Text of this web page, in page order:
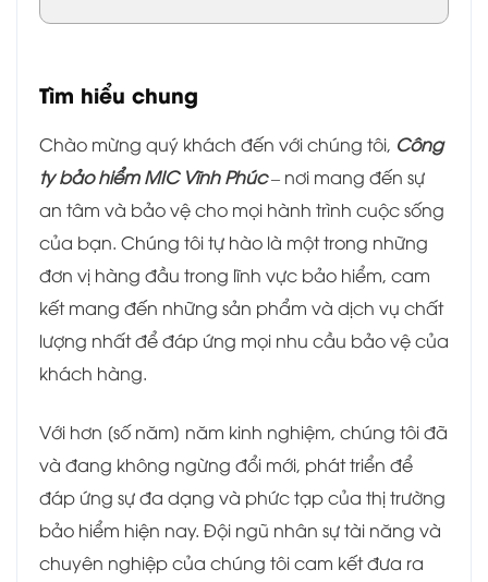
Tìm hiểu chung
Chào mừng quý khách đến với chúng tôi, Công
ty bảo hiểm MIC Vĩnh Phúc– nơi mang đến sự
an tâm và bảo vệ cho mọi hành trình cuộc sống
của bạn. Chúng tôi tự hào là một trong những
đơn vị hàng đầu trong lĩnh vực bảo hiểm, cam
kết mang đến những sản phẩm và dịch vụ chất
lượng nhất để đáp ứng mọi nhu cầu bảo vệ của
khách hàng.
Với hơn [số năm] năm kinh nghiệm, chúng tôi đã
và đang không ngừng đổi mới, phát triển để
đáp ứng sự đa dạng và phức tạp của thị trường
bảo hiểm hiện nay. Đội ngũ nhân sự tài năng và
chuyên nghiệp của chúng tôi cam kết đưa ra